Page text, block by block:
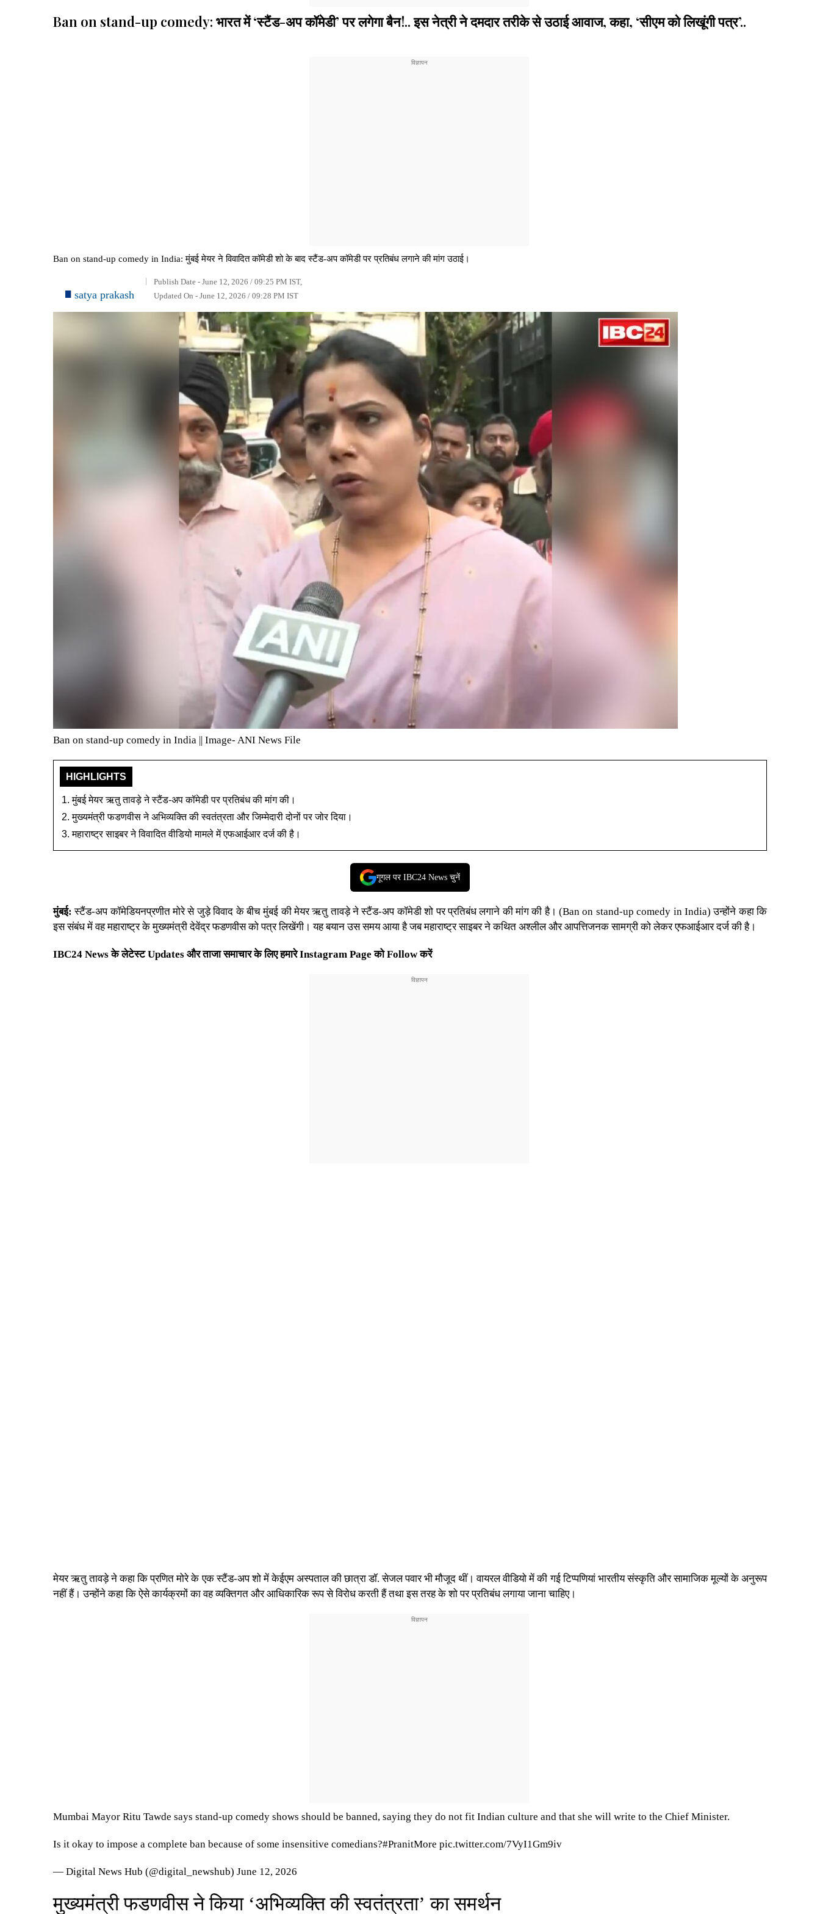
Ban on stand-up comedy: भारत में ‘स्टैंड-अप कॉमेडी’ पर लगेगा बैन!.. इस नेत्री ने दमदार तरीके से उठाई आवाज, कहा, ‘सीएम को लिखूंगी पत्र’..
Ban on stand-up comedy in India: मुंबई मेयर ने विवादित कॉमेडी शो के बाद स्टैंड-अप कॉमेडी पर प्रतिबंध लगाने की मांग उठाई।
satya prakash
Publish Date - June 12, 2026 / 09:25 PM IST,
Updated On - June 12, 2026 / 09:28 PM IST
Ban on stand-up comedy in India || Image- ANI News File
HIGHLIGHTS
मुंबई मेयर ऋतु तावड़े ने स्टैंड-अप कॉमेडी पर प्रतिबंध की मांग की।
मुख्यमंत्री फडणवीस ने अभिव्यक्ति की स्वतंत्रता और जिम्मेदारी दोनों पर जोर दिया।
महाराष्ट्र साइबर ने विवादित वीडियो मामले में एफआईआर दर्ज की है।
गूगल पर IBC24 News चुनें
मुंबई: स्टैंड-अप कॉमेडियनप्रणीत मोरे से जुड़े विवाद के बीच मुंबई की मेयर ऋतु तावड़े ने स्टैंड-अप कॉमेडी शो पर प्रतिबंध लगाने की मांग की है। (Ban on stand-up comedy in India) उन्होंने कहा कि
इस संबंध में वह महाराष्ट्र के मुख्यमंत्री देवेंद्र फडणवीस को पत्र लिखेंगी। यह बयान उस समय आया है जब महाराष्ट्र साइबर ने कथित अश्लील और आपत्तिजनक सामग्री को लेकर एफआईआर दर्ज की है।
IBC24 News के लेटेस्ट Updates और ताजा समाचार के लिए हमारे Instagram Page को Follow करें
मेयर ऋतु तावड़े ने कहा कि प्रणित मोरे के एक स्टैंड-अप शो में केईएम अस्पताल की छात्रा डॉ. सेजल पवार भी मौजूद थीं। वायरल वीडियो में की गई टिप्पणियां भारतीय संस्कृति और सामाजिक मूल्यों के अनुरूप
नहीं हैं। उन्होंने कहा कि ऐसे कार्यक्रमों का वह व्यक्तिगत और आधिकारिक रूप से विरोध करती हैं तथा इस तरह के शो पर प्रतिबंध लगाया जाना चाहिए।
Mumbai Mayor Ritu Tawde says stand-up comedy shows should be banned, saying they do not fit Indian culture and that she will write to the Chief Minister.
Is it okay to impose a complete ban because of some insensitive comedians?#PranitMore pic.twitter.com/7VyI1Gm9iv
— Digital News Hub (@digital_newshub) June 12, 2026
मुख्यमंत्री फडणवीस ने किया ‘अभिव्यक्ति की स्वतंत्रता’ का समर्थन